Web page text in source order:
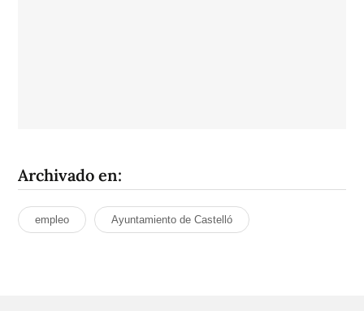
Archivado en:
empleo Ayuntamiento de Castelló